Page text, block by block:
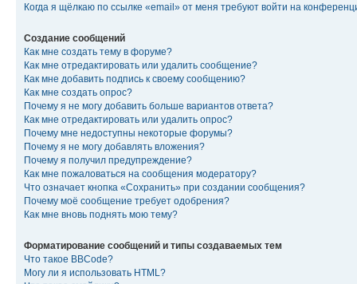
Когда я щёлкаю по ссылке «email» от меня требуют войти на
Создание сообщений
Как мне создать тему в форуме?
Как мне отредактировать или удалить сообщение?
Как мне добавить подпись к своему сообщению?
Как мне создать опрос?
Почему я не могу добавить больше вариантов ответа?
Как мне отредактировать или удалить опрос?
Почему мне недоступны некоторые форумы?
Почему я не могу добавлять вложения?
Почему я получил предупреждение?
Как мне пожаловаться на сообщения модератору?
Что означает кнопка «Сохранить» при создании сообщения?
Почему моё сообщение требует одобрения?
Как мне вновь поднять мою тему?
Форматирование сообщений и типы создаваемых тем
Что такое BBCode?
Могу ли я использовать HTML?